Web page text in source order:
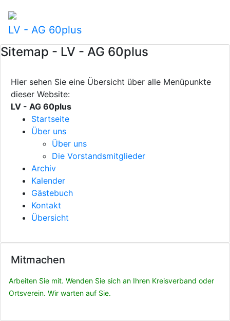
LV - AG 60plus
Mitmachen
Arbeiten Sie mit. Wenden Sie sich an Ihren Kreisverband oder
Ortsverein. Wir warten auf Sie.
Sitemap - LV - AG 60plus
Hier sehen Sie eine Übersicht über alle Menüpunkte
dieser Website:
LV - AG 60plus
Startseite
Über uns
Über uns
Die Vorstandsmitglieder
Archiv
Kalender
Gästebuch
Kontakt
Übersicht